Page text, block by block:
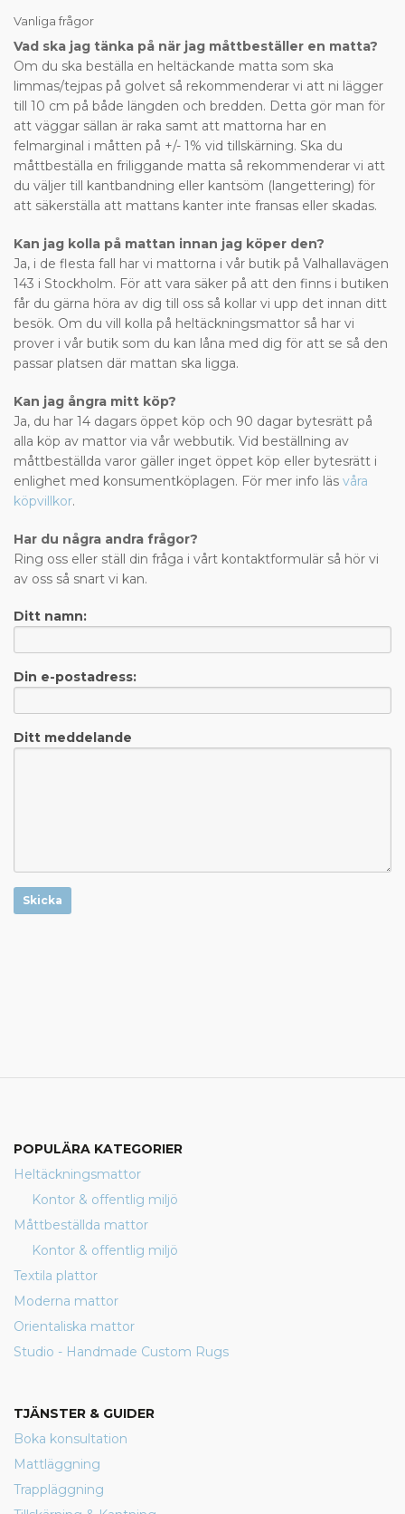
Vanliga frågor
Vad ska jag tänka på när jag måttbeställer en matta?
Om du ska beställa en heltäckande matta som ska
limmas/tejpas på golvet så rekommenderar vi att ni lägger
till 10 cm på både längden och bredden. Detta gör man för
att väggar sällan är raka samt att mattorna har en
felmarginal i måtten på +/- 1% vid tillskärning. Ska du
måttbeställa en friliggande matta så rekommenderar vi att
du väljer till kantbandning eller kantsöm (langettering) för
att säkerställa att mattans kanter inte fransas eller skadas.
Kan jag kolla på mattan innan jag köper den?
Ja, i de flesta fall har vi mattorna i vår butik på Valhallavägen
143 i Stockholm. För att vara säker på att den finns i butiken
får du gärna höra av dig till oss så kollar vi upp det innan ditt
besök. Om du vill kolla på heltäckningsmattor så har vi
prover i vår butik som du kan låna med dig för att se så den
passar platsen där mattan ska ligga.
Kan jag ångra mitt köp?
Ja, du har 14 dagars öppet köp och 90 dagar bytesrätt på
alla köp av mattor via vår webbutik. Vid beställning av
måttbeställda varor gäller inget öppet köp eller bytesrätt i
enlighet med konsumentköplagen. För mer info läs våra
köpvillkor.
Har du några andra frågor?
Ring oss eller ställ din fråga i vårt kontaktformulär så hör vi
av oss så snart vi kan.
Ditt namn:
Din e-postadress:
Ditt meddelande
Skicka
POPULÄRA KATEGORIER
Heltäckningsmattor
Kontor & offentlig miljö
Måttbeställda mattor
Kontor & offentlig miljö
Textila plattor
Moderna mattor
Orientaliska mattor
Studio - Handmade Custom Rugs
TJÄNSTER & GUIDER
Boka konsultation
Mattläggning
Trappläggning